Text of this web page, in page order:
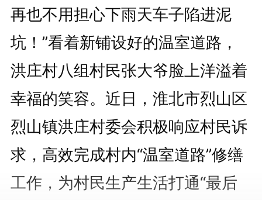
再也不用担心下雨天车子陷进泥
坑！”看着新铺设好的温室道路，
洪庄村八组村民张大爷脸上洋溢着
幸福的笑容。近日，淮北市烈山区
烈山镇洪庄村委会积极响应村民诉
求，高效完成村内“温室道路”修缮
工作，为村民生产生活打通“最后